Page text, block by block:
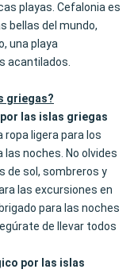
playas. Cefalonia es
bellas del mundo,
una playa
acantilados.
griegas?
las islas griegas
ropa ligera para los
noches. No olvides
de sol, sombreros y
las excursiones en
para las noches
de llevar todos
por las islas